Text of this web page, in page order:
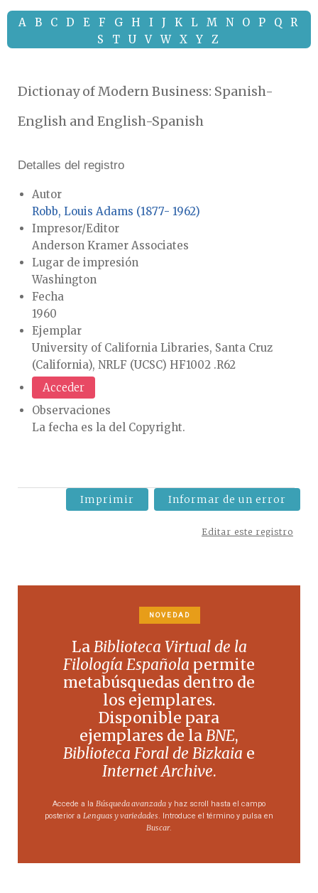
A B C D E F G H I J K L M N O P Q
R
S
T U V W X Y Z
Dictionay of Modern Business: Spanish-
English and English-Spanish
Detalles del registro
Autor
Robb, Louis Adams (1877- 1962)
Impresor/Editor
Anderson Kramer Associates
Lugar de impresión
Washington
Fecha
1960
Ejemplar
University of California Libraries, Santa Cruz
(California), NRLF (UCSC) HF1002 .R62
Acceder
Observaciones
La fecha es la del Copyright.
Imprimir Informar de un error
Editar este registro
NOVEDAD
LaBiblioteca Virtual de la
Filología Española permite
metabúsquedas dentro de
los ejemplares.
Disponible para
ejemplares de laBNE,
Biblioteca Foral de Bizkaia e
Internet Archive.
Accede a la Búsqueda avanzada y haz scroll hasta el campo
posterior a Lenguas y variedades . Introduce el término y pulsa en
Buscar.